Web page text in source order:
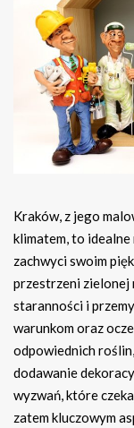
Kraków, z jego
klimatem, to
zachwyci swoim
przestrzeni zielonej
staranności i
warunkom oraz
odpowiednich
dodawanie
wyzwań, które
zatem kluczowym